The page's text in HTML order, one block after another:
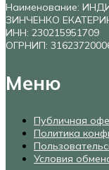
Наименование:
ЗИНЧЕНКО
ИНН: 230215951709
ОГРНИП:
Меню
Публичная
Политика
Условия